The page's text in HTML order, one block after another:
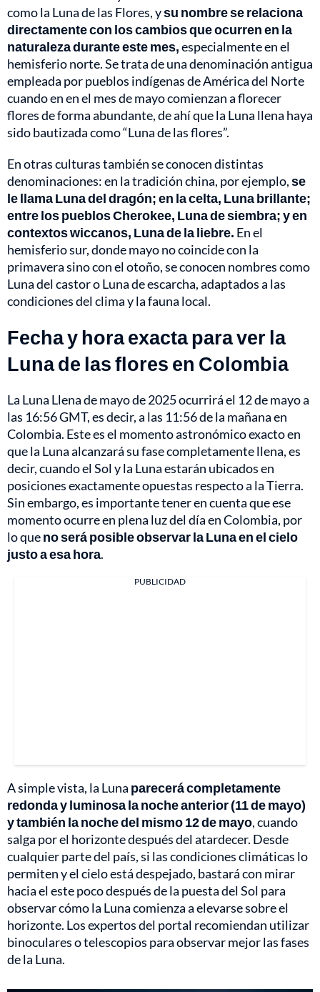
como la Luna de las Flores, ysu nombre se relaciona
directamente con los cambios que ocurren en la
naturaleza durante este mes,especialmente en el
hemisferio norte. Se trata de una denominación antigua
empleada por pueblos indígenas de América del Norte
cuando en en el mes de mayo comienzan a florecer
flores de forma abundante, de ahí que la Luna llena haya
sido bautizada como “Luna de las flores”.
En otras culturas también se conocen distintas
denominaciones: en la tradición china, por ejemplo,se
le llama Luna del dragón; en la celta, Luna brillante;
entre los pueblos Cherokee, Luna de siembra; y en
contextos wiccanos, Luna de la liebre. En el
hemisferio sur, donde mayo no coincide con la
primavera sino con el otoño, se conocen nombres como
Luna del castor o Luna de escarcha, adaptados a las
condiciones del clima y la fauna local.
Fecha y hora exacta para ver la
Luna de las flores en Colombia
La Luna Llena de mayo de 2025 ocurrirá el 12 de mayo a
las 16:56 GMT, es decir, a las 11:56 de la mañana en
Colombia. Este es el momento astronómico exacto en
que la Luna alcanzará su fase completamente llena, es
decir, cuando el Sol y la Luna estarán ubicados en
posiciones exactamente opuestas respecto a la Tierra.
Sin embargo, es importante tener en cuenta que ese
momento ocurre en plena luz del día en Colombia, por
lo queno será posible observar la Luna en el cielo
justo a esa hora.
PUBLICIDAD
A simple vista, la Luna parecerá completamente
redonda y luminosa la noche anterior (11 de mayo)
y también la noche del mismo 12 de mayo, cuando
salga por el horizonte después del atardecer. Desde
cualquier parte del país, si las condiciones climáticas lo
permiten y el cielo está despejado, bastará con mirar
hacia el este poco después de la puesta del Sol para
observar cómo la Luna comienza a elevarse sobre el
horizonte. Los expertos del portal recomiendan utilizar
binoculares o telescopios para observar mejor las fases
de la Luna.